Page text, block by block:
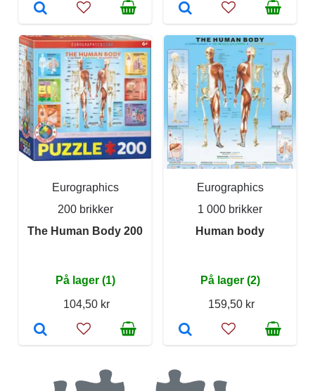
Eurographics
200 brikker
The Human Body 200
På lager (1)
104,50 kr
Eurographics
1 000 brikker
Human body
På lager (2)
159,50 kr